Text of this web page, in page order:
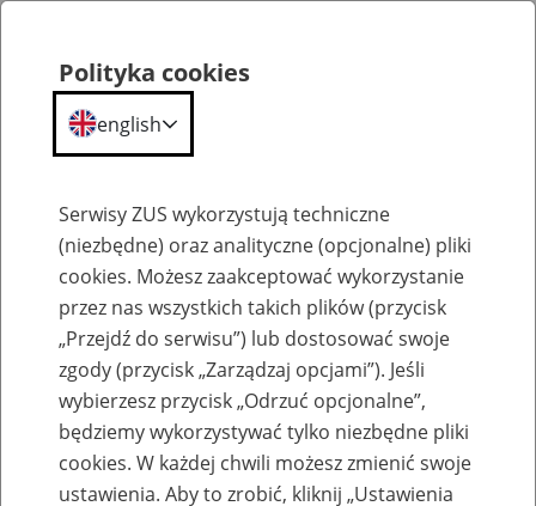
Szkolenia
Renta z tytułu niezdolności do pracy –
Polityka cookies
english
Serwisy ZUS wykorzystują techniczne
(niezbędne) oraz analityczne (opcjonalne) pliki
cookies. Możesz zaakceptować wykorzystanie
przez nas wszystkich takich plików (przycisk
„Przejdź do serwisu”) lub dostosować swoje
zgody (przycisk „Zarządzaj opcjami”). Jeśli
wybierzesz przycisk „Odrzuć opcjonalne”,
będziemy wykorzystywać tylko niezbędne pliki
cookies. W każdej chwili możesz zmienić swoje
ustawienia. Aby to zrobić, kliknij „Ustawienia